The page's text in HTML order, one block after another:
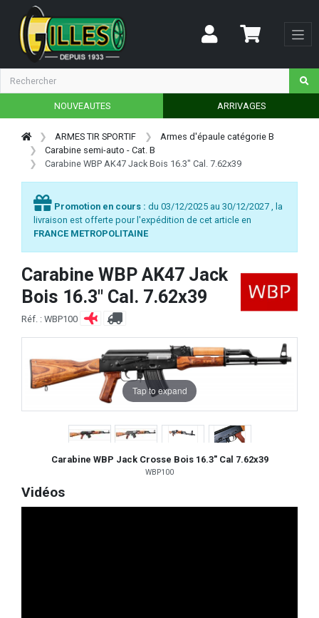
NOUVEAUTES ARRIVAGES
ARMES TIR SPORTIF
Armes d'épaule catégorie B
Carabine semi-auto - Cat. B
Carabine WBP AK47 Jack Bois 16.3" Cal. 7.62x39
Promotion en cours : du 03/12/2025 au 30/12/2027 , la
livraison est offerte pour l'expédition de cet article en
FRANCE METROPOLITAINE
Carabine WBP AK47 Jack
Bois 16.3" Cal. 7.62x39
Réf. : WBP100
Tap to expand
Carabine WBP Jack Crosse Bois 16.3" Cal 7.62x39
WBP100
Vidéos